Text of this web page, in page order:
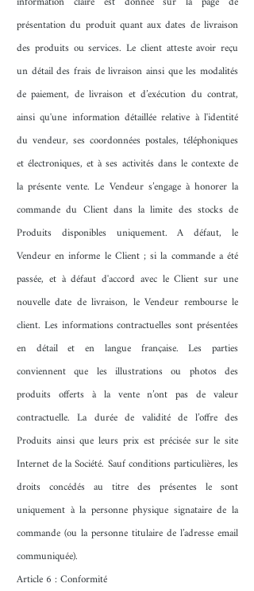
présentation du produit quant aux dates de livraison
des produits ou services. Le client atteste avoir reçu
un détail des frais de livraison ainsi que les modalités
de paiement, de livraison et d’exécution du contrat,
ainsi qu'une information détaillée relative à l'identité
du vendeur, ses coordonnées postales, téléphoniques
et électroniques, et à ses activités dans le contexte de
la présente vente. Le Vendeur s’engage à honorer la
commande du Client dans la limite des stocks de
Produits disponibles uniquement. A défaut, le
Vendeur en informe le Client ; si la commande a été
passée, et à défaut d'accord avec le Client sur une
nouvelle date de livraison, le Vendeur rembourse le
client. Les informations contractuelles sont présentées
en détail et en langue française. Les parties
conviennent que les illustrations ou photos des
produits offerts à la vente n’ont pas de valeur
contractuelle. La durée de validité de l’offre des
Produits ainsi que leurs prix est précisée sur le site
Internet de la Société. Sauf conditions particulières, les
droits concédés au titre des présentes le sont
uniquement à la personne physique signataire de la
commande (ou la personne titulaire de l’adresse email
communiquée).
Article 6 : Conformité